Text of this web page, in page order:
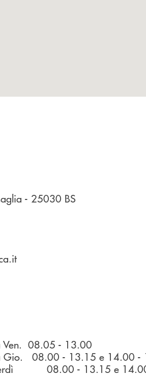
- 25030 BS
08.05 - 13.00
Gio. 08.00 - 13.15 e 14.00 -
e 14.00 -